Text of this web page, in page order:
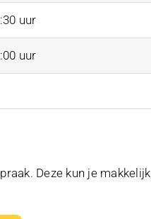
uur
uur
Deze kun je makkelijk